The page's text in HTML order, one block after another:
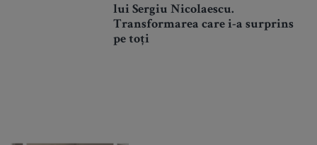
lui Sergiu Nicolaescu.
Transformarea care i-a surprins
pe toți